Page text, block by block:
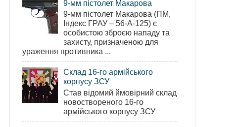
9-мм пістолет Макарова
9-мм пістолет Макарова (ПМ,
Індекс ГРАУ – 56-А-125) є
особистою зброєю нападу та
захисту, призначеною для
ураження противника ...
Склад 16-го армійського
корпусу ЗСУ
Став відомий ймовірний склад
новоствореного 16-го
армійського корпусу ЗСУ